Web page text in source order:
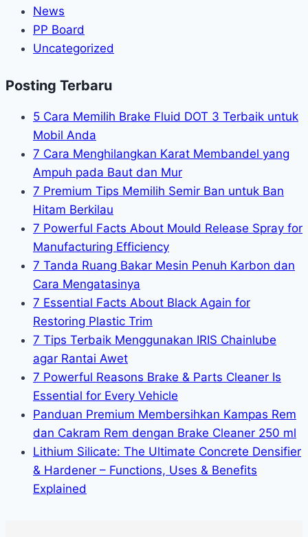
News
PP Board
Uncategorized
Posting Terbaru
5 Cara Memilih Brake Fluid DOT 3 Terbaik untuk
Mobil Anda
7 Cara Menghilangkan Karat Membandel yang
Ampuh pada Baut dan Mur
7 Premium Tips Memilih Semir Ban untuk Ban
Hitam Berkilau
7 Powerful Facts About Mould Release Spray for
Manufacturing Efficiency
7 Tanda Ruang Bakar Mesin Penuh Karbon dan
Cara Mengatasinya
7 Essential Facts About Black Again for
Restoring Plastic Trim
7 Tips Terbaik Menggunakan IRIS Chainlube
agar Rantai Awet
7 Powerful Reasons Brake & Parts Cleaner Is
Essential for Every Vehicle
Panduan Premium Membersihkan Kampas Rem
dan Cakram Rem dengan Brake Cleaner 250 ml
Lithium Silicate: The Ultimate Concrete Densifier
& Hardener – Functions, Uses & Benefits
Explained